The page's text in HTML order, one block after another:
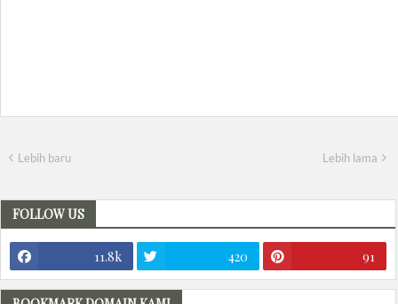
Lebih baru Lebih lama
FOLLOW US
11.8k 420 91